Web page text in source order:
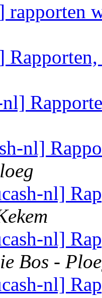
rapporten
nl]
nl]
nl]
Bos -
nl]